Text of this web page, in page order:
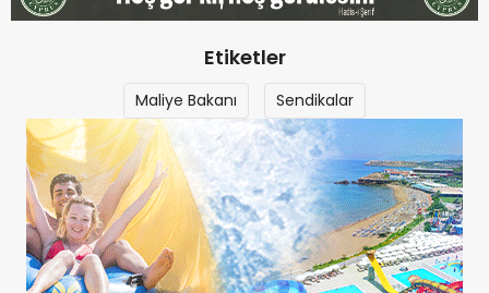
Etiketler
Maliye Bakanı Sendikalar